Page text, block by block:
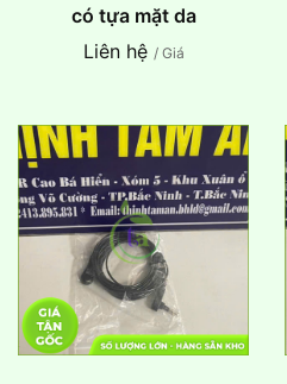
có tựa mặt da
Liên hệ / Giá